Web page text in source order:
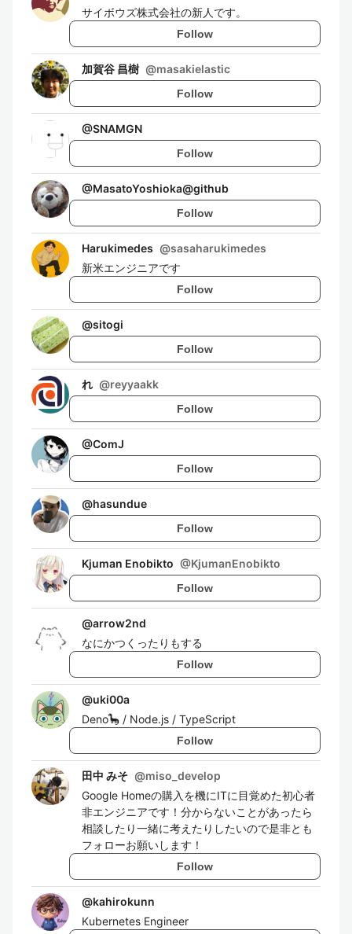
サイボウズ株式会社の新人です。
Follow
加賀谷 昌樹 @masakielastic
Follow
@SNAMGN
Follow
@MasatoYoshioka@github
Follow
Harukimedes @sasaharukimedes
新米エンジニアです
Follow
@sitogi
Follow
れ @reyyaakk
Follow
@ComJ
Follow
@hasundue
Follow
Kjuman Enobikto @KjumanEnobikto
Follow
@arrow2nd
なにかつくったりもする
Follow
@uki00a
Deno🦕 / Node.js / TypeScript
Follow
田中 みそ @miso_develop
Google Homeの購入を機にITに目覚めた初心者
非エンジニアです！分からないことがあったら
相談したり一緒に考えたりしたいので是非とも
フォローお願いします！
Follow
@kahirokunn
Kubernetes Engineer